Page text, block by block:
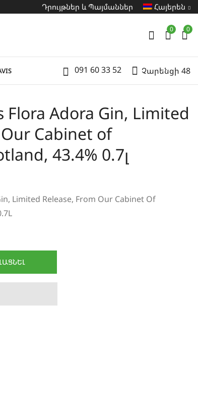
Դրույթներ և Պայմաններ Հայերեն
0 0
091 60 33 52 Չարենցի 48
Flora Adora Gin, Limited
Cabinet of
43.4% 0.7լ
Limited Release, From Our Cabinet Of